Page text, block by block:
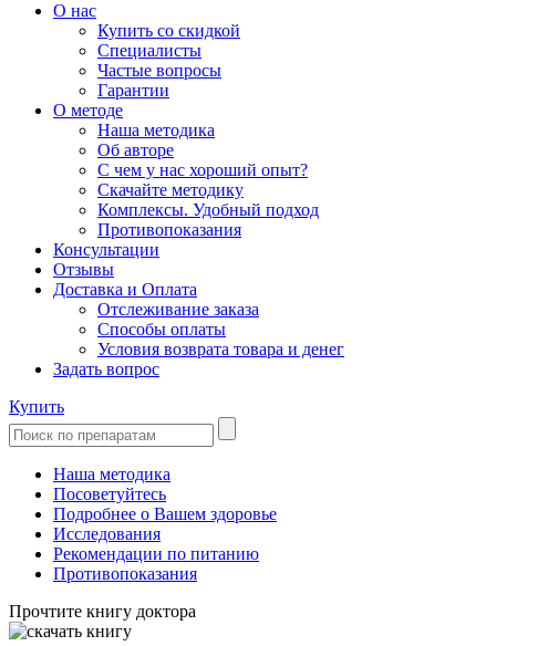
О нас
Купить со скидкой
Специалисты
Частые вопросы
Гарантии
О методе
Наша методика
Об авторе
С чем у нас хороший опыт?
Скачайте методику
Комплексы. Удобный подход
Противопоказания
Консультации
Отзывы
Доставка и Оплата
Отслеживание заказа
Способы оплаты
Условия возврата товара и денег
Задать вопрос
Купить
Наша методика
Посоветуйтесь
Подробнее о Вашем здоровье
Исследования
Рекомендации по питанию
Противопоказания
Прочтите книгу доктора